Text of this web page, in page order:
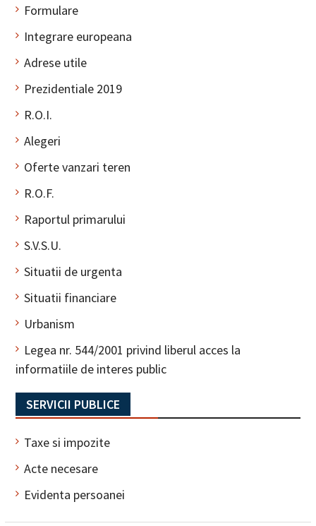
Formulare
Integrare europeana
Adrese utile
Prezidentiale 2019
R.O.I.
Alegeri
Oferte vanzari teren
R.O.F.
Raportul primarului
S.V.S.U.
Situatii de urgenta
Situatii financiare
Urbanism
Legea nr. 544/2001 privind liberul acces la
informatiile de interes public
SERVICII PUBLICE
Taxe si impozite
Acte necesare
Evidenta persoanei